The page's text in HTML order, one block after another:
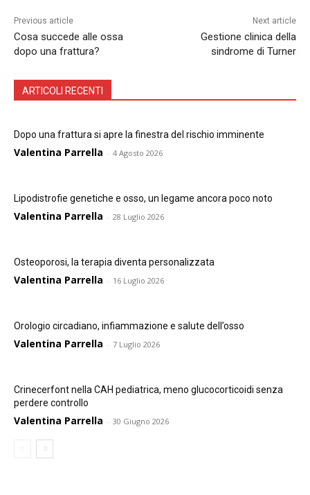
Previous article
Cosa succede alle ossa
dopo una frattura?
Next article
Gestione clinica della
sindrome di Turner
ARTICOLI RECENTI
Dopo una frattura si apre la finestra del rischio imminente
Valentina Parrella - 4 Agosto 2026
Lipodistrofie genetiche e osso, un legame ancora poco noto
Valentina Parrella - 28 Luglio 2026
Osteoporosi, la terapia diventa personalizzata
Valentina Parrella - 16 Luglio 2026
Orologio circadiano, infiammazione e salute dell’osso
Valentina Parrella - 7 Luglio 2026
Crinecerfont nella CAH pediatrica, meno glucocorticoidi senza
perdere controllo
Valentina Parrella - 30 Giugno 2026